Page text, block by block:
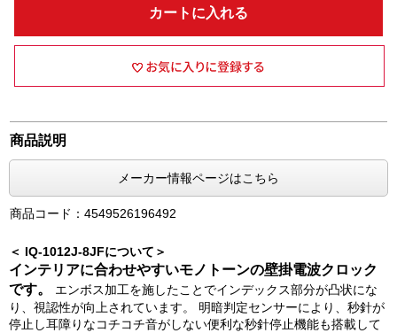
カートに入れる
商品説明
メーカー情報ページはこちら
商品コード：4549526196492
＜ IQ-1012J-8JFについて＞
インテリアに合わせやすいモノトーンの壁掛電波クロック
です。 エンボス加工を施したことでインデックス部分が凸状にな
り、視認性が向上されています。 明暗判定センサーにより、秒針が
停止し耳障りなコチコチ音がしない便利な秒針停止機能も搭載して